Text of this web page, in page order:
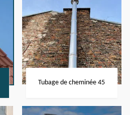
Tubage de cheminée 45